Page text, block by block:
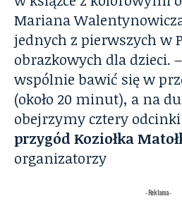
Mariana
jednych z pierwszych w
obrazkowych dla dzieci.
wspólnie bawić się w
(około 20 minut), a na
obejrzymy cztery odcinki
przygód Koziołka
organizatorzy
- Reklama -